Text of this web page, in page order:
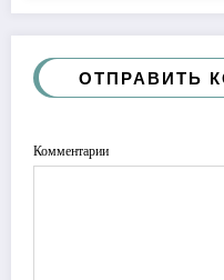
ОТПРАВИТЬ
Комментарии